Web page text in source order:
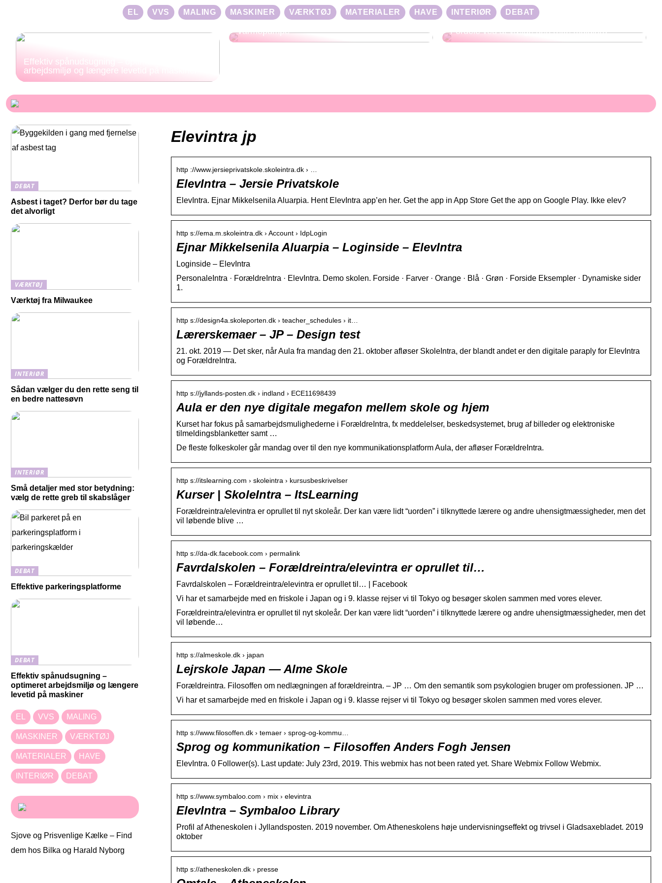
EL VVS MALING MASKINER VÆRKTØJ MATERIALER HAVE INTERIØR DEBAT
Effektiv spånudsugning – optimeret
arbejdsmiljø og længere levetid på maskiner
Effektiv Opvarmning med Luft til Luft
Varmepumpe
Fordele ved at vælge den rette muldjord
Elevintra jp
http ://www.jersieprivatskole.skoleintra.dk › …
ElevIntra – Jersie Privatskole
ElevIntra. Ejnar Mikkelsenila Aluarpia. Hent ElevIntra app’en her. Get the app in App Store Get the app on Google Play. Ikke elev?
http s://ema.m.skoleintra.dk › Account › IdpLogin
Ejnar Mikkelsenila Aluarpia – Loginside – ElevIntra
Loginside – ElevIntra
PersonaleIntra · ForældreIntra · ElevIntra. Demo skolen. Forside · Farver · Orange · Blå · Grøn · Forside Eksempler · Dynamiske sider
1.
http s://design4a.skoleporten.dk › teacher_schedules › it…
Lærerskemaer – JP – Design test
21. okt. 2019 — Det sker, når Aula fra mandag den 21. oktober afløser SkoleIntra, der blandt andet er den digitale paraply for ElevIntra
og ForældreIntra.
http s://jyllands-posten.dk › indland › ECE11698439
Aula er den nye digitale megafon mellem skole og hjem
Kurset har fokus på samarbejdsmulighederne i ForældreIntra, fx meddelelser, beskedsystemet, brug af billeder og elektroniske
tilmeldingsblanketter samt …
De fleste folkeskoler går mandag over til den nye kommunikationsplatform Aula, der afløser ForældreIntra.
http s://itslearning.com › skoleintra › kursusbeskrivelser
Kurser | SkoleIntra – ItsLearning
Forældreintra/elevintra er oprullet til nyt skoleår. Der kan være lidt “uorden” i tilknyttede lærere og andre uhensigtmæssigheder, men det
vil løbende blive …
http s://da-dk.facebook.com › permalink
Favrdalskolen – Forældreintra/elevintra er oprullet til…
Favrdalskolen – Forældreintra/elevintra er oprullet til… | Facebook
Vi har et samarbejde med en friskole i Japan og i 9. klasse rejser vi til Tokyo og besøger skolen sammen med vores elever.
Forældreintra/elevintra er oprullet til nyt skoleår. Der kan være lidt “uorden” i tilknyttede lærere og andre uhensigtmæssigheder, men det
vil løbende…
http s://almeskole.dk › japan
Lejrskole Japan — Alme Skole
Forældreintra. Filosoffen om nedlægningen af forældreintra. – JP … Om den semantik som psykologien bruger om professionen. JP …
Vi har et samarbejde med en friskole i Japan og i 9. klasse rejser vi til Tokyo og besøger skolen sammen med vores elever.
http s://www.filosoffen.dk › temaer › sprog-og-kommu…
Sprog og kommunikation – Filosoffen Anders Fogh Jensen
ElevIntra. 0 Follower(s). Last update: July 23rd, 2019. This webmix has not been rated yet. Share Webmix Follow Webmix.
http s://www.symbaloo.com › mix › elevintra
ElevIntra – Symbaloo Library
Profil af Atheneskolen i Jyllandsposten. 2019 november. Om Atheneskolens høje undervisningseffekt og trivsel i Gladsaxebladet. 2019
oktober
http s://atheneskolen.dk › presse
DEBAT
Asbest i taget? Derfor bør du tage
det alvorligt
VÆRKTØJ
Værktøj fra Milwaukee
INTERIØR
Sådan vælger du den rette seng til
en bedre nattesøvn
INTERIØR
Små detaljer med stor betydning:
vælg de rette greb til skabslåger
DEBAT
Effektive parkeringsplatforme
DEBAT
Effektiv spånudsugning –
optimeret arbejdsmiljø og længere
levetid på maskiner
EL VVS MALING
MASKINER VÆRKTØJ
MATERIALER HAVE
INTERIØR DEBAT
Sjove og Prisvenlige Kælke – Find
dem hos Bilka og Harald Nyborg